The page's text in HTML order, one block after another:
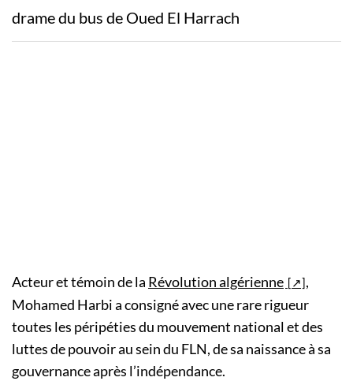
drame du bus de Oued El Harrach
Acteur et témoin de la Révolution algérienne
,
Mohamed Harbi a consigné avec une rare rigueur
toutes les péripéties du mouvement national et des
luttes de pouvoir au sein du FLN, de sa naissance à sa
gouvernance après l’indépendance.